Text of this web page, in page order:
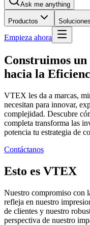
Ask me anything
Productos Soluciones
Empieza ahora
Construimos
hacia la
VTEX les da a marcas,
necesitan para innovar,
complejidad. Descubre
completa transforma las
potencia tu estrategia de
Contáctanos
Esto es VTEX
Nuestro compromiso con
refleja en nuestro
de clientes y nuestro
perspectiva de nuestro